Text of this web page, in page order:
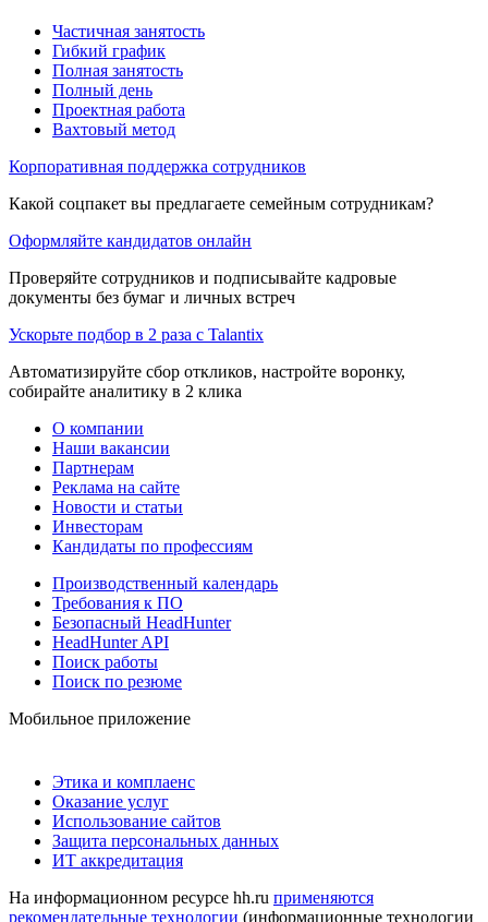
Частичная занятость
Гибкий график
Полная занятость
Полный день
Проектная работа
Вахтовый метод
Корпоративная поддержка сотрудников
Какой соцпакет вы предлагаете семейным сотрудникам?
Оформляйте кандидатов онлайн
Проверяйте сотрудников и подписывайте кадровые
документы без бумаг и личных встреч
Ускорьте подбор в 2 раза с Talantix
Автоматизируйте сбор откликов, настройте воронку,
собирайте аналитику в 2 клика
О компании
Наши вакансии
Партнерам
Реклама на сайте
Новости и статьи
Инвесторам
Кандидаты по профессиям
Производственный календарь
Требования к ПО
Безопасный HeadHunter
HeadHunter API
Поиск работы
Поиск по резюме
Мобильное приложение
Этика и комплаенс
Оказание услуг
Использование сайтов
Защита персональных данных
ИТ аккредитация
На информационном ресурсе hh.ru применяются
рекомендательные технологии (информационные технологии